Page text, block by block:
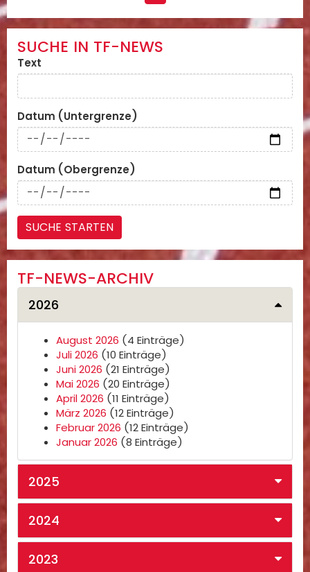
SUCHE IN TF-NEWS
Text
Datum (Untergrenze)
Datum (Obergrenze)
TF-NEWS-ARCHIV
2026
August 2026 (4 Einträge)
Juli 2026 (10 Einträge)
Juni 2026 (21 Einträge)
Mai 2026 (20 Einträge)
April 2026 (11 Einträge)
März 2026 (12 Einträge)
Februar 2026 (12 Einträge)
Januar 2026 (8 Einträge)
2025
2024
2023